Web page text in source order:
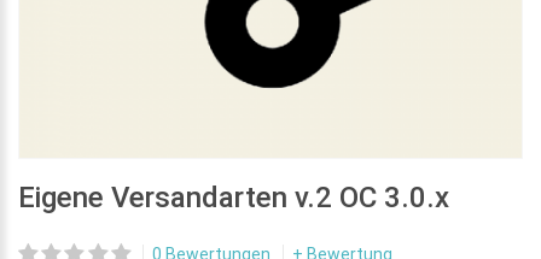
Eigene Versandarten v.2 OC 3.0.x
0 Bewertungen + Bewertung